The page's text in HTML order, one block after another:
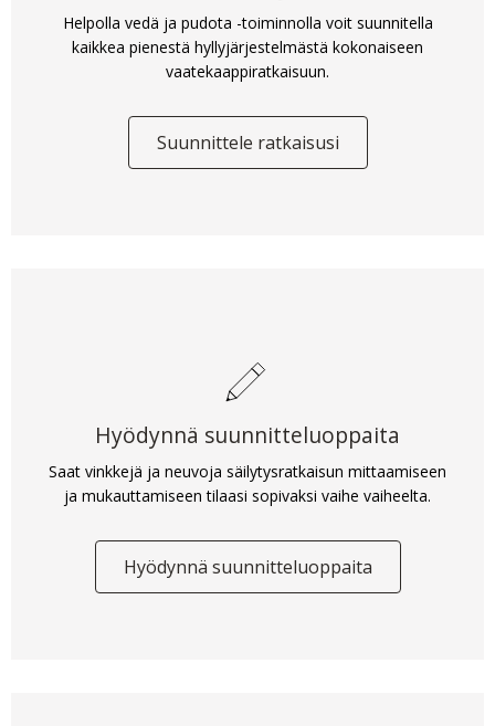
Helpolla vedä ja pudota -toiminnolla voit suunnitella
kaikkea pienestä hyllyjärjestelmästä kokonaiseen
vaatekaappiratkaisuun.
Suunnittele ratkaisusi
Hyödynnä suunnitteluoppaita
Saat vinkkejä ja neuvoja säilytysratkaisun mittaamiseen
ja mukauttamiseen tilaasi sopivaksi vaihe vaiheelta.
Hyödynnä suunnitteluoppaita